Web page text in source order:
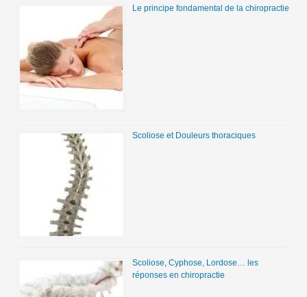
Le principe fondamental de la chiropractie
Scoliose et Douleurs thoraciques
Scoliose, Cyphose, Lordose… les
réponses en chiropractie